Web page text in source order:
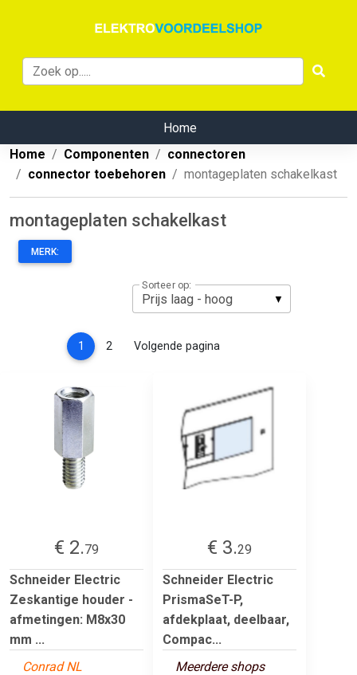
Home
Home
Componenten
connectoren
connector toebehoren
montageplaten schakelkast
montageplaten schakelkast
MERK:
Sorteer op:
1 (current)
2 Volgende pagina
€ 2.79
Schneider Electric
Zeskantige houder -
afmetingen: M8x30
mm ...
Conrad NL
€ 3.29
Schneider Electric
PrismaSeT-P,
afdekplaat, deelbaar,
Compac...
Meerdere shops